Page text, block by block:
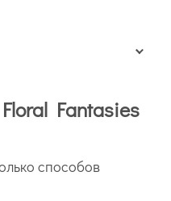
Fantasies
способов